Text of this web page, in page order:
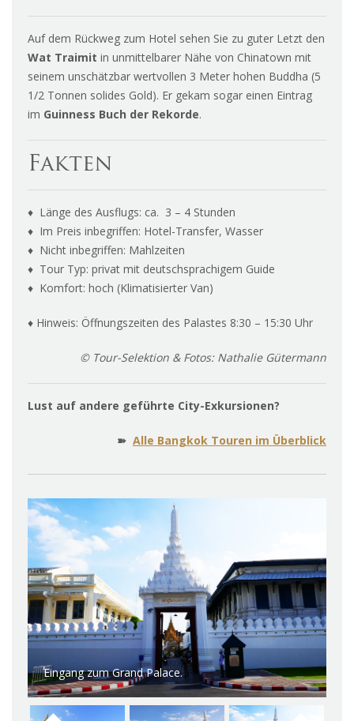
Auf dem Rückweg zum Hotel sehen Sie zu guter Letzt den
Wat Traimit in unmittelbarer Nähe von Chinatown mit
seinem unschätzbar wertvollen 3 Meter hohen Buddha (5
1/2 Tonnen solides Gold). Er gekam sogar einen Eintrag
im Guinness Buch der Rekorde.
Fakten
♦ Länge des Ausflugs: ca. 3 – 4 Stunden
♦ Im Preis inbegriffen: Hotel-Transfer, Wasser
♦ Nicht inbegriffen: Mahlzeiten
♦ Tour Typ: privat mit deutschsprachigem Guide
♦ Komfort: hoch (Klimatisierter Van)
♦ Hinweis: Öffnungszeiten des Palastes 8:30 – 15:30 Uhr
© Tour-Selektion & Fotos: Nathalie Gütermann
Lust auf andere geführte City-Exkursionen?
➽ Alle Bangkok Touren im Überblick
Die goldenen Türme sieht man schon von Weitem.